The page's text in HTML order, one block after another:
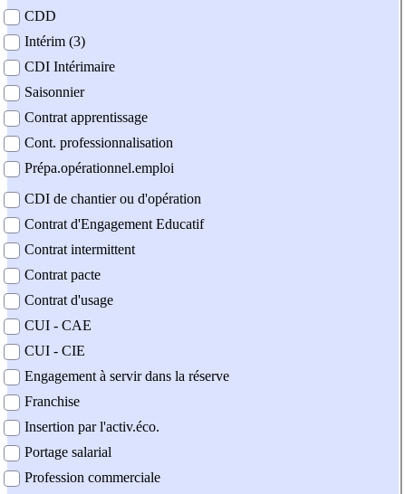
CDD
Intérim (3)
CDI Intérimaire
Saisonnier
Contrat apprentissage
Cont. professionnalisation
Prépa.opérationnel.emploi
CDI de chantier ou d'opération
Contrat d'Engagement Educatif
Contrat intermittent
Contrat pacte
Contrat d'usage
CUI - CAE
CUI - CIE
Engagement à servir dans la réserve
Franchise
Insertion par l'activ.éco.
Portage salarial
Profession commerciale